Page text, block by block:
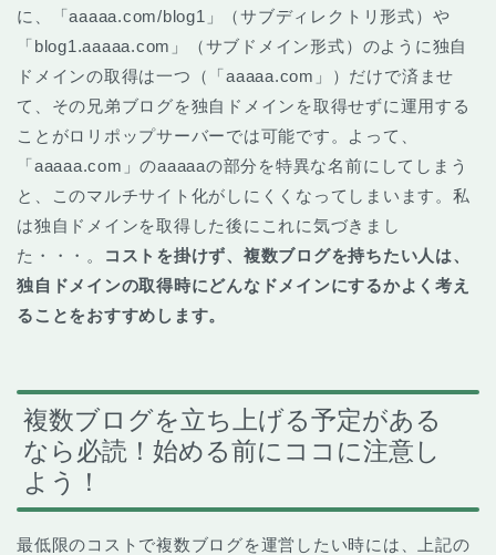
に、「aaaaa.com/blog1」（サブディレクトリ形式）や
「blog1.aaaaa.com」（サブドメイン形式）のように独自
ドメインの取得は一つ（「aaaaa.com」）だけで済ませ
て、その兄弟ブログを独自ドメインを取得せずに運用する
ことがロリポップサーバーでは可能です。よって、
「aaaaa.com」のaaaaaの部分を特異な名前にしてしまう
と、このマルチサイト化がしにくくなってしまいます。私
は独自ドメインを取得した後にこれに気づきまし
た・・・。
コストを掛けず、複数ブログを持ちたい人は、
独自ドメインの取得時にどんなドメインにするかよく考え
ることをおすすめします。
複数ブログを立ち上げる予定がある
なら必読！始める前にココに注意し
よう！
最低限のコストで複数ブログを運営したい時には、上記の